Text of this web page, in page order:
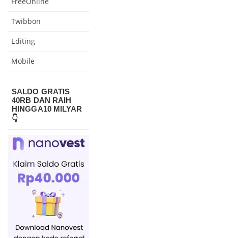
Twibbon
Editing
Mobile
SALDO GRATIS
40RB DAN RAIH
HINGGA10 MILYAR
👇